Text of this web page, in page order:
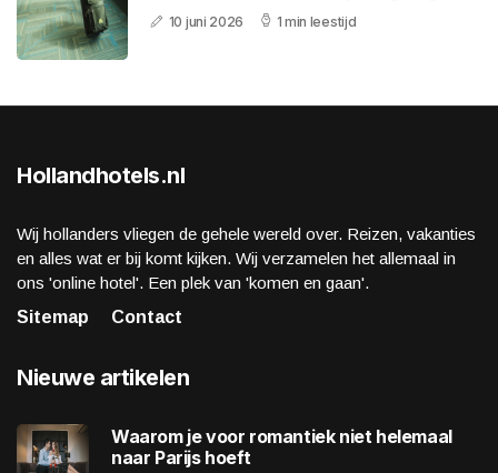
10 juni 2026 1 min leestijd
Hollandhotels.nl
Wij hollanders vliegen de gehele wereld over. Reizen, vakanties
en alles wat er bij komt kijken. Wij verzamelen het allemaal in
ons 'online hotel'. Een plek van 'komen en gaan'.
Sitemap
Contact
Nieuwe artikelen
Waarom je voor romantiek niet helemaal
naar Parijs hoeft